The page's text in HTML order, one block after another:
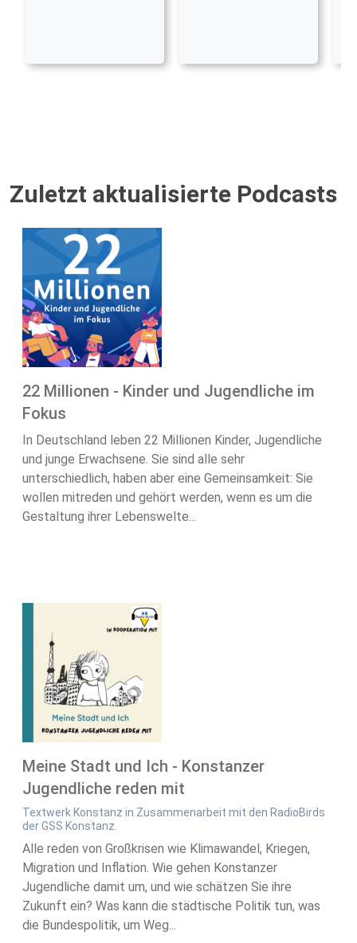
Zuletzt aktualisierte Podcasts
22 Millionen - Kinder und Jugendliche im
Fokus
In Deutschland leben 22 Millionen Kinder, Jugendliche
und junge Erwachsene. Sie sind alle sehr
unterschiedlich, haben aber eine Gemeinsamkeit: Sie
wollen mitreden und gehört werden, wenn es um die
Gestaltung ihrer Lebenswelte...
Meine Stadt und Ich - Konstanzer
Jugendliche reden mit
Textwerk Konstanz in Zusammenarbeit mit den RadioBirds
der GSS Konstanz.
Alle reden von Großkrisen wie Klimawandel, Kriegen,
Migration und Inflation. Wie gehen Konstanzer
Jugendliche damit um, und wie schätzen Sie ihre
Zukunft ein? Was kann die städtische Politik tun, was
die Bundespolitik, um Weg...